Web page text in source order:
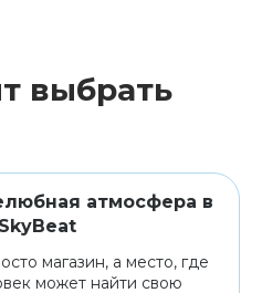
выбрать
атмосфера в
магазин, а место, где
может найти свою